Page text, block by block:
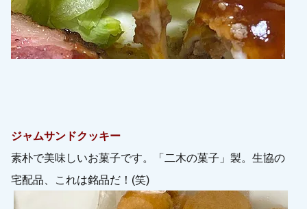
ジャムサンドクッキー
素朴で美味しいお菓子です。「二木の菓子」製。生協の
宅配品、これは銘品だ！(笑)